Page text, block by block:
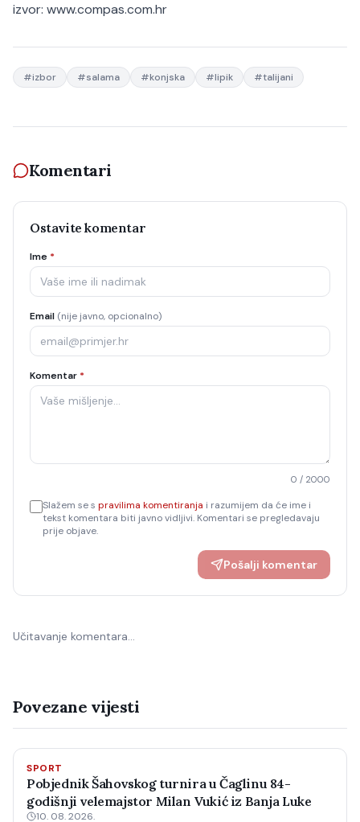
izvor: www.compas.com.hr
#izbor #salama #konjska #lipik #talijani
Komentari
Ostavite komentar
Ime *
Email (nije javno, opcionalno)
Komentar *
0 / 2000
Slažem se s pravilima komentiranja i razumijem da će ime i
tekst komentara biti javno vidljivi. Komentari se pregledavaju
prije objave.
Pošalji komentar
Učitavanje komentara…
Povezane vijesti
SPORT
Pobjednik Šahovskog turnira u Čaglinu 84-
godišnji velemajstor Milan Vukić iz Banja Luke
10. 08. 2026.